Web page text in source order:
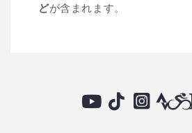
どが含まれます。